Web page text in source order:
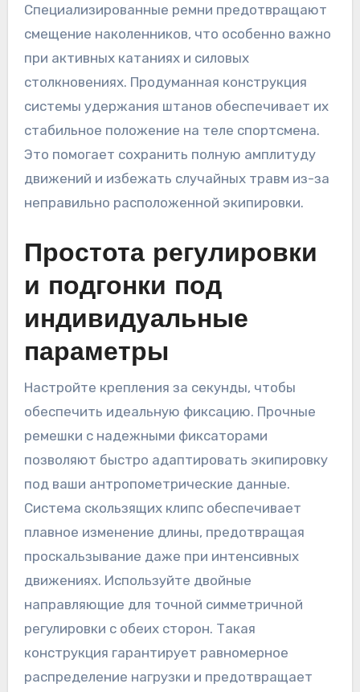
Специализированные ремни предотвращают
смещение наколенников, что особенно важно
при активных катаниях и силовых
столкновениях. Продуманная конструкция
системы удержания штанов обеспечивает их
стабильное положение на теле спортсмена.
Это помогает сохранить полную амплитуду
движений и избежать случайных травм из-за
неправильно расположенной экипировки.
Простота регулировки
и подгонки под
индивидуальные
параметры
Настройте крепления за секунды, чтобы
обеспечить идеальную фиксацию. Прочные
ремешки с надежными фиксаторами
позволяют быстро адаптировать экипировку
под ваши антропометрические данные.
Система скользящих клипс обеспечивает
плавное изменение длины, предотвращая
проскальзывание даже при интенсивных
движениях. Используйте двойные
направляющие для точной симметричной
регулировки с обеих сторон. Такая
конструкция гарантирует равномерное
распределение нагрузки и предотвращает